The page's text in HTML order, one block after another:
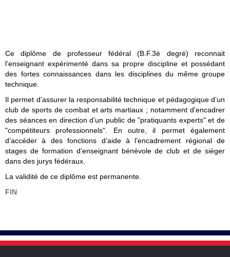
Ce diplôme de professeur fédéral (B.F.3è degré) reconnait
l’enseignant expérimenté dans sa propre discipline et possédant
des fortes connaissances dans les disciplines du même groupe
technique.
Il permet d’assurer la responsabilité technique et pédagogique d’un
club de sports de combat et arts martiaux ; notamment d'encadrer
des séances en direction d’un public de "pratiquants experts" et de
"compétiteurs professionnels". En outre, il permet également
d’accéder à des fonctions d’aide à l’encadrement régional de
stages de formation d’enseignant bénévole de club et de siéger
dans des jurys fédéraux.
La validité de ce diplôme est permanente.
FIN